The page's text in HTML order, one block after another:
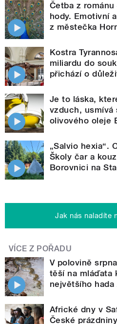
Četba z
hody. Emotivní
z městečka
Kostra
miliardu do
přichází o
Je to láska,
vzduch, usmívá
olivového oleje
„Salvio hexia“.
Školy čar a
Borovnici na
Jak nás naladíte
VÍCE Z POŘADU
V polovině
těší na mláďata
největšího hada
Africké dny v
České